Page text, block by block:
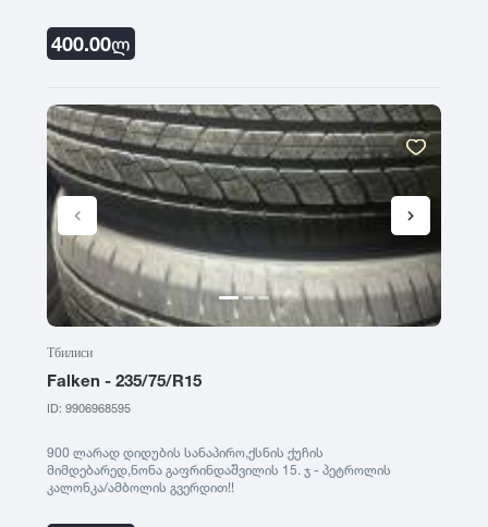
400.00ლ
Тбилиси
Falken - 235/75/R15
ID: 9906968595
900 ლარად დიდუბის სანაპირო,ქსნის ქუჩის
მიმდებარედ,ნონა გაფრინდაშვილის 15. ჯ - პეტროლის
კალონკა/ამბოლის გვერდით!!